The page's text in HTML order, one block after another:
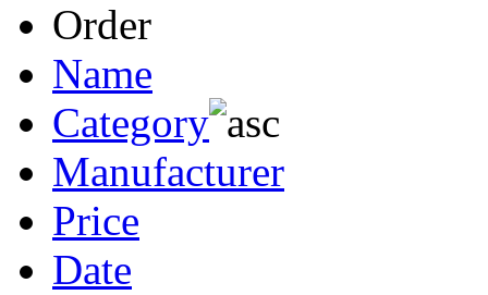
Order
Name
Category
Manufacturer
Price
Date